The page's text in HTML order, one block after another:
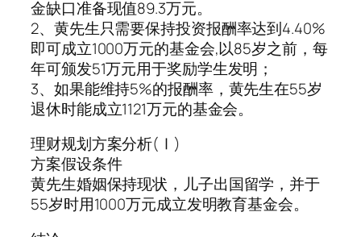
金缺口准备现值89.3万元。
2、黄先生只需要保持投资报酬率达到4.40%
即可成立1000万元的基金会,以85岁之前，每
年可颁发51万元用于奖励学生发明；
3、如果能维持5%的报酬率，黄先生在55岁
退休时能成立1121万元的基金会。
理财规划方案分析(Ⅰ)
方案假设条件
黄先生婚姻保持现状，儿子出国留学，并于
55岁时用1000万元成立发明教育基金会。